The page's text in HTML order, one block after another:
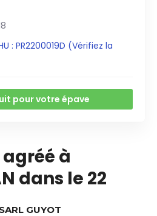
: PR2200019D (Vérifiez la
pour votre épave
à
dans le 22
SARL GUYOT